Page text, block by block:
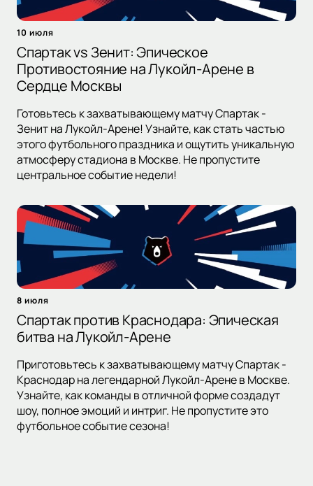
10 июля
Спартак vs Зенит: Эпическое
Противостояние на Лукойл-Арене в
Сердце Москвы
Готовьтесь к захватывающему матчу Спартак -
Зенит на Лукойл-Арене! Узнайте, как стать частью
этого футбольного праздника и ощутить уникальную
атмосферу стадиона в Москве. Не пропустите
центральное событие недели!
8 июля
Спартак против Краснодара: Эпическая
битва на Лукойл-Арене
Приготовьтесь к захватывающему матчу Спартак -
Краснодар на легендарной Лукойл-Арене в Москве.
Узнайте, как команды в отличной форме создадут
шоу, полное эмоций и интриг. Не пропустите это
футбольное событие сезона!